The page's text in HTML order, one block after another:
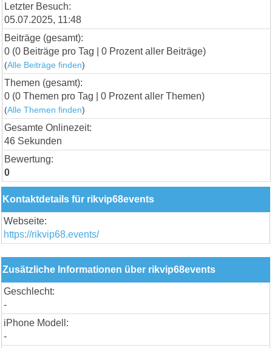
Letzter Besuch:
05.07.2025, 11:48
Beiträge (gesamt):
0 (0 Beiträge pro Tag | 0 Prozent aller Beiträge)
(Alle Beiträge finden)
Themen (gesamt):
0 (0 Themen pro Tag | 0 Prozent aller Themen)
(Alle Themen finden)
Gesamte Onlinezeit:
46 Sekunden
Bewertung:
0
Kontaktdetails für rikvip68events
Webseite:
https://rikvip68.events/
Zusätzliche Informationen über rikvip68events
Geschlecht:
-
iPhone Modell:
-